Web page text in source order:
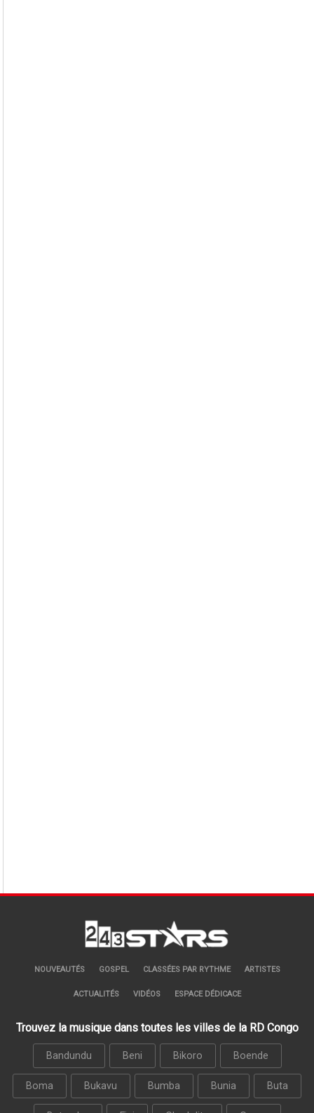
NOUVEAUTÉS GOSPEL CLASSÉES PAR RYTHME ARTISTES
ACTUALITÉS VIDÉOS ESPACE DÉDICACE
Trouvez la musique dans toutes les villes de la RD Congo
Bandundu Beni Bikoro Boende
Boma Bukavu Bumba Bunia Buta